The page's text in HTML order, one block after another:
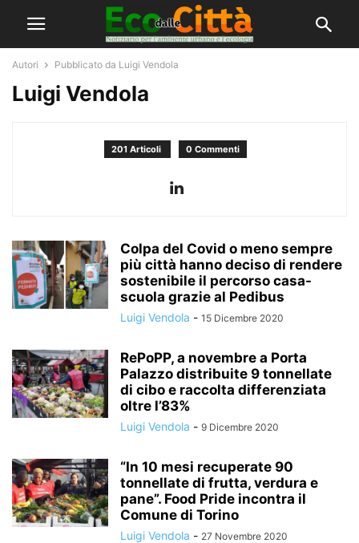
Autori Pubblicato da Luigi Vendola
Luigi Vendola
201 Articoli 0 Commenti
Colpa del Covid o meno sempre
più città hanno deciso di rendere
sostenibile il percorso casa-
scuola grazie al Pedibus
Luigi Vendola - 15 Dicembre 2020
RePoPP, a novembre a Porta
Palazzo distribuite 9 tonnellate
di cibo e raccolta differenziata
oltre l’83%
Luigi Vendola - 9 Dicembre 2020
“In 10 mesi recuperate 90
tonnellate di frutta, verdura e
pane”. Food Pride incontra il
Comune di Torino
Luigi Vendola - 27 Novembre 2020